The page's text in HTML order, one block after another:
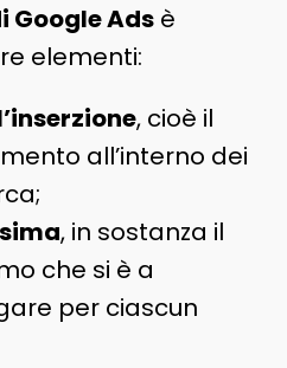
Google Ads è
elementi:
, cioè il
all’interno dei
, in sostanza il
che si è a
per ciascun